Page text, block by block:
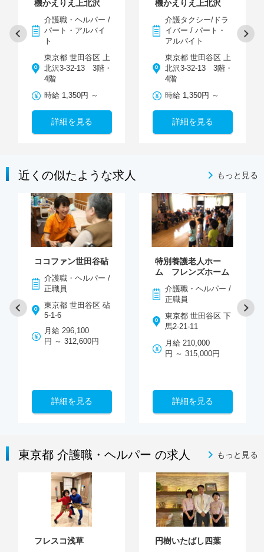
機かえりえ上北沢
介護職・ヘルパー /
パート・アルバイ
ト
東京都 世田谷区 上
北沢3-32-13 3階・
4階
時給 1,350円 ～
詳細を見る
機かえりえ上北沢
介護タクシー/ドラ
イバー / パート・
アルバイト
東京都 世田谷区 上
北沢3-32-13 3階・
4階
時給 1,350円 ～
詳細を見る
近くの似たような求人 もっと見る
ココファン世田谷砧
介護職・ヘルパー /
正職員
東京都 世田谷区 砧
5-1-6
月給 296,100
円 ～ 312,600円
詳細を見る
特別養護老人ホー
ム フレンズホーム
介護職・ヘルパー /
正職員
東京都 世田谷区 下
馬2-21-11
月給 210,000
円 ～ 315,000円
詳細を見る
東京都 介護職・ヘルパー の求人 もっと見る
フレスコ浅草 円樹いたばし四葉